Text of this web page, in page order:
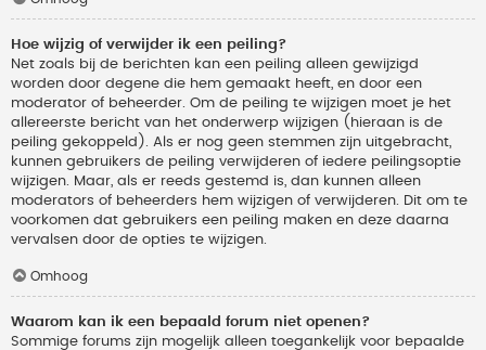
Hoe wijzig of verwijder ik een peiling?
Net zoals bij de berichten kan een peiling alleen gewijzigd
worden door degene die hem gemaakt heeft, en door een
moderator of beheerder. Om de peiling te wijzigen moet je het
allereerste bericht van het onderwerp wijzigen (hieraan is de
peiling gekoppeld). Als er nog geen stemmen zijn uitgebracht,
kunnen gebruikers de peiling verwijderen of iedere peilingsoptie
wijzigen. Maar, als er reeds gestemd is, dan kunnen alleen
moderators of beheerders hem wijzigen of verwijderen. Dit om te
voorkomen dat gebruikers een peiling maken en deze daarna
vervalsen door de opties te wijzigen.
Omhoog
Waarom kan ik een bepaald forum niet openen?
Sommige forums zijn mogelijk alleen toegankelijk voor bepaalde